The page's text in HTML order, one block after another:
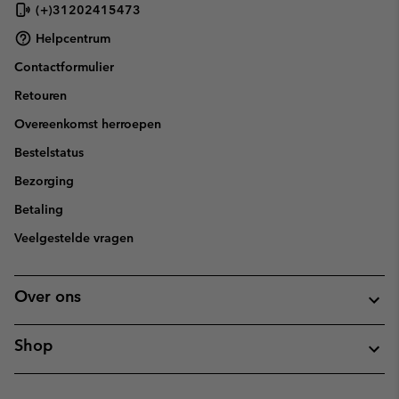
(+)31202415473
Helpcentrum
Contactformulier
Retouren
Overeenkomst herroepen
Bestelstatus
Bezorging
Betaling
Veelgestelde vragen
Over ons
Shop